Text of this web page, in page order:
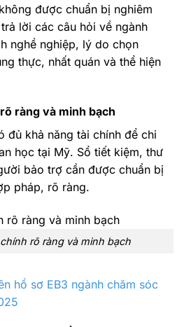
được chuẩn bị nghiêm
lời các câu hỏi về ngành
nghề nghiệp, lý do chọn
thực, nhất quán và thể hiện
ràng và minh bạch
đủ khả năng tài chính để chi
học tại Mỹ. Sổ tiết kiệm, thư
bảo trợ cần được chuẩn bị
pháp, rõ ràng.
rõ ràng và minh bạch
hồ sơ EB3 ngành chăm sóc